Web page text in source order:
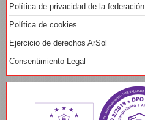
Política de privacidad de la federación
Política de cookies
Ejercicio de derechos ArSol
Consentimiento Legal